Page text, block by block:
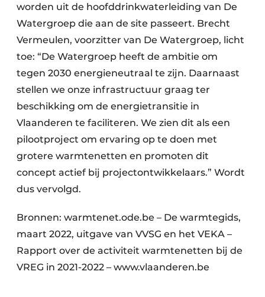
worden uit de hoofddrinkwaterleiding van De
Watergroep die aan de site passeert. Brecht
Vermeulen, voorzitter van De Watergroep, licht
toe: “De Watergroep heeft de ambitie om
tegen 2030 energieneutraal te zijn. Daarnaast
stellen we onze infrastructuur graag ter
beschikking om de energietransitie in
Vlaanderen te faciliteren. We zien dit als een
pilootproject om ervaring op te doen met
grotere warmtenetten en promoten dit
concept actief bij projectontwikkelaars.” Wordt
dus vervolgd.
Bronnen: warmtenet.ode.be – De warmtegids,
maart 2022, uitgave van VVSG en het VEKA –
Rapport over de activiteit warmtenetten bij de
VREG in 2021-2022 – www.vlaanderen.be